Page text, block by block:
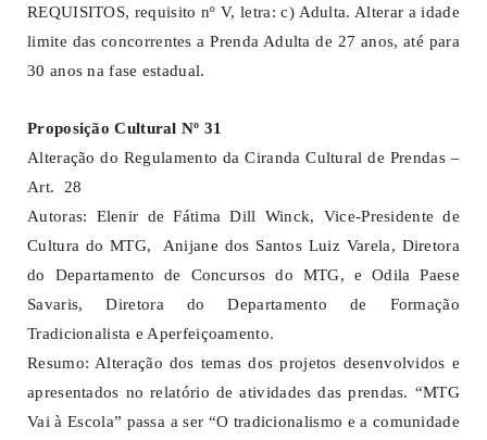
REQUISITOS, requisito nº V, letra: c) Adulta. Alterar a idade
limite das concorrentes a Prenda Adulta de 27 anos, até para
30 anos na fase estadual.
Proposição Cultural Nº 31
Alteração do Regulamento da Ciranda Cultural de Prendas –
Art. 28
Autoras: Elenir de Fátima Dill Winck, Vice-Presidente de
Cultura do MTG, Anijane dos Santos Luiz Varela, Diretora
do Departamento de Concursos do MTG, e Odila Paese
Savaris, Diretora do Departamento de Formação
Tradicionalista e Aperfeiçoamento.
Resumo: Alteração dos temas dos projetos desenvolvidos e
apresentados no relatório de atividades das prendas. “MTG
Vai à Escola” passa a ser “O tradicionalismo e a comunidade